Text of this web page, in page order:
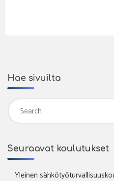
Hae sivuilta
Seuraavat koulutukset
Yleinen